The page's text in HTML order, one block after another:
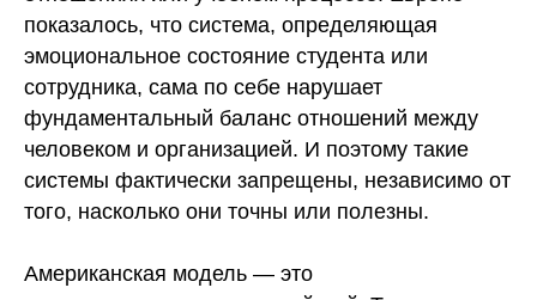
показалось, что система, определяющая
эмоциональное состояние студента или
сотрудника, сама по себе нарушает
фундаментальный баланс отношений между
человеком и организацией. И поэтому такие
системы фактически запрещены, независимо от
того, насколько они точны или полезны.
Американская модель — это